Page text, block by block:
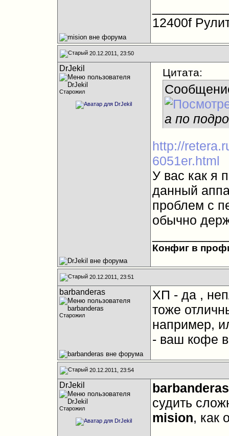
12400f
20.12.2011, 23:50
DrJekil
Старожил
Цитата:
а по
http://
6051er.html
У вас как я
данный
проблем с
обычно
Конфиг в
20.12.2011, 23:51
barbanderas
Старожил
ХП - да ,
тоже
например,
- ваш кофе
20.12.2011, 23:54
DrJekil
Старожил
barbanderas
судить
mision, как